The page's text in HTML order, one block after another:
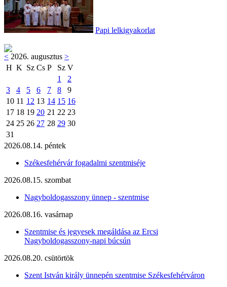
Papi lelkigyakorlat
< 2026. augusztus >
H K Sz Cs P Sz V
1
2
3
4 5 6 7 8
9
10 11 12 13 14 15 16
17 18 19 20 21 22 23
24 25 26 27 28 29 30
31
2026.08.14. péntek
Székesfehérvár fogadalmi szentmiséje
2026.08.15. szombat
Nagyboldogasszony ünnep - szentmise
2026.08.16. vasárnap
Szentmise és jegyesek megáldása az Ercsi
Nagyboldogasszony-napi búcsún
2026.08.20. csütörtök
Szent István király ünnepén szentmise Székesfehérváron